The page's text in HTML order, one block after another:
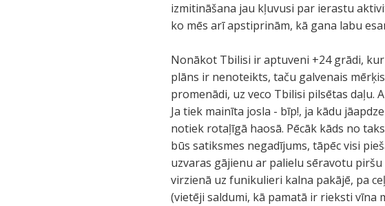
izmitināšana jau kļuvusi par ierastu
ko mēs arī apstiprinām, kā gana labu
Nonākot Tbilisi ir aptuveni +24 grādi,
plāns ir nenoteikts, taču galvenais
promenādi, uz veco Tbilisi pilsētas daļu.
Ja tiek mainīta josla - bīp!, ja kādu
notiek rotaļīgā haosā. Pēcāk kāds no
būs satiksmes negadījums, tāpēc visi
uzvaras gājienu ar palielu sēravotu
virzienā uz funikulieri kalna pakājē, pa
(vietēji saldumi, kā pamatā ir rieksti vīna